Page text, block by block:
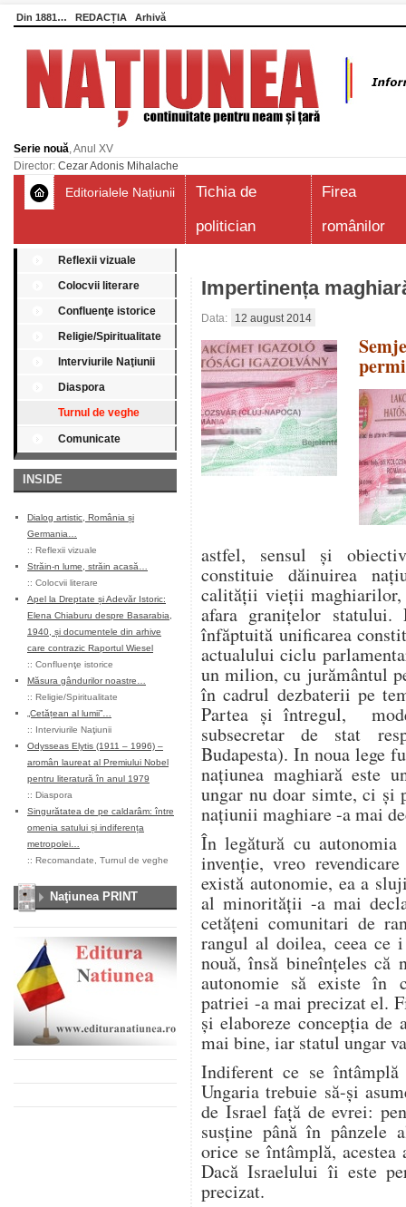
Din 1881… REDACȚIA Arhivă
Serie nouă, Anul XV
Director: Cezar Adonis Mihalache
Editorialele Națiunii
Tichia de
politician
Firea
românilor
Reflexii vizuale
Colocvii literare
Confluenţe istorice
Religie/Spiritualitate
Interviurile Naţiunii
Diaspora
Turnul de veghe
Comunicate
INSIDE
Dialog artistic, România și
Germania…
:: Reflexii vizuale
Străin-n lume, străin acasă…
:: Colocvii literare
Apel la Dreptate și Adevăr Istoric:
Elena Chiaburu despre Basarabia,
1940, și documentele din arhive
care contrazic Raportul Wiesel
:: Confluenţe istorice
Măsura gândurilor noastre…
:: Religie/Spiritualitate
„Cetățean al lumii”…
:: Interviurile Naţiunii
Odysseas Elytis (1911 – 1996) –
aromân laureat al Premiului Nobel
pentru literatură în anul 1979
:: Diaspora
Singurătatea de pe caldarâm: între
omenia satului și indiferența
metropolei…
:: Recomandate Turnul de veghe
Naţiunea PRINT
Impertinența
Data: 12 august 2014
astfel, sensul şi
constituie dăinuirea
calităţii vieţii
afara graniţelor statului.
înfăptuită unificarea
actualului ciclu
un milion, cu jurământul
în cadrul dezbaterii pe
Partea şi întregul,
subsecretar de stat
Budapesta). In noua lege
naţiunea maghiară este
ungar nu doar simte, ci şi
naţiunii maghiare -a mai
În legătură cu
invenţie, vreo
există autonomie, ea a
al minorităţii -a mai
cetăţeni comunitari de
rangul al doilea, ceea ce
nouă, însă bineînţeles că
autonomie să existe în
patriei -a mai precizat el.
şi elaboreze concepţia de
mai bine, iar statul ungar
Indiferent ce se
Ungaria trebuie să-şi
de Israel faţă de evrei:
susţine până în pânzele
orice se întâmplă, acestea
Dacă Israelului îi este
precizat.